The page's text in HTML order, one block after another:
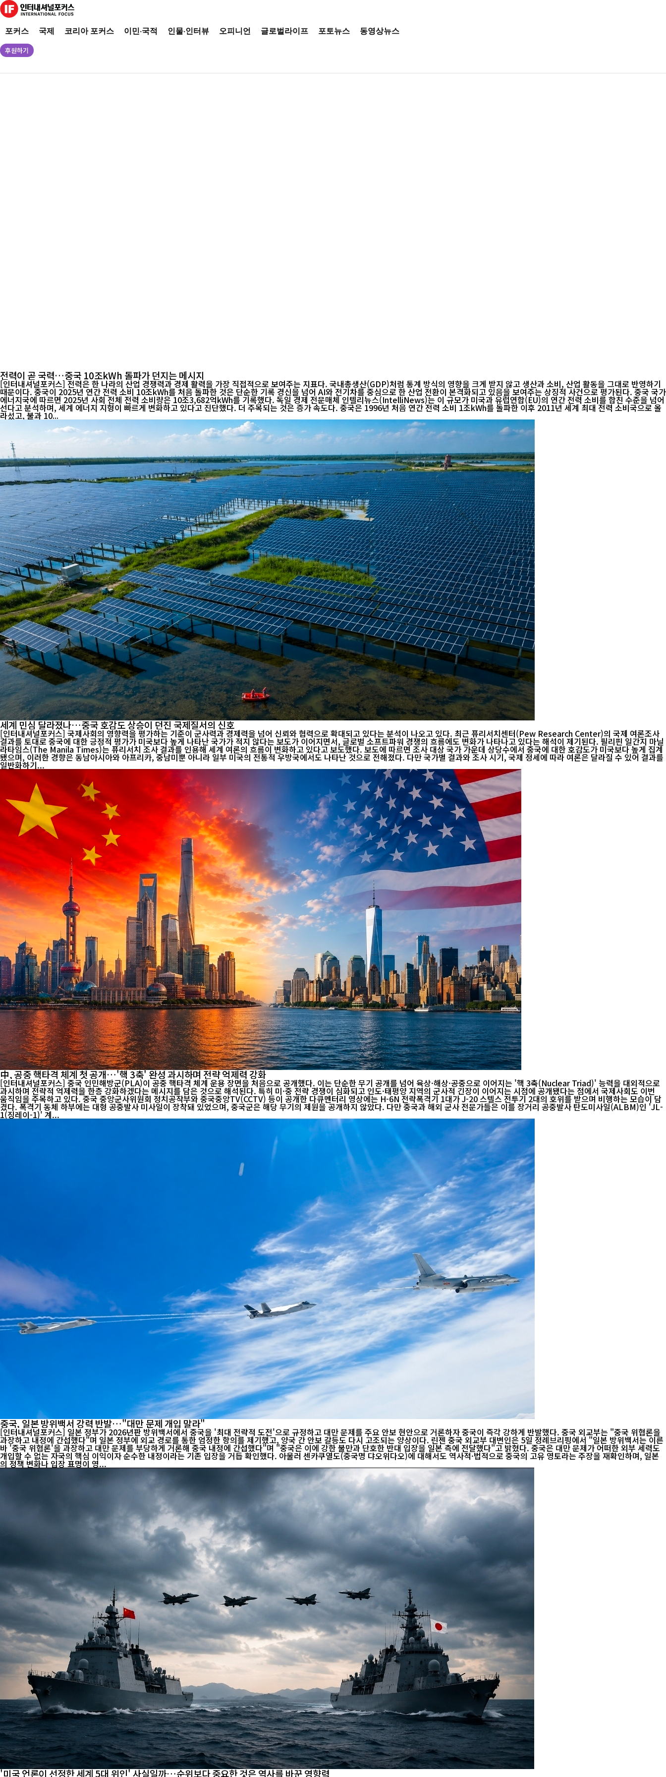
포커스 국제 코리아 포커스 이민·국적 인물·인터뷰 오피니언 글로벌라이프 포토뉴스 동영상뉴스
후원하기
전력이 곧 국력…중국 10조kWh 돌파가 던지는 메시지
[인터내셔널포커스] 전력은 한 나라의 산업 경쟁력과 경제 활력을 가장 직접적으로 보여주는 지표다. 국내총생산(GDP)처럼 통계 방식의 영향을 크게 받지 않고 생산과 소비, 산업 활동을 그대로 반영하기
때문이다. 중국이 2025년 연간 전력 소비 10조kWh를 처음 돌파한 것은 단순한 기록 경신을 넘어 AI와 전기차를 중심으로 한 산업 전환이 본격화되고 있음을 보여주는 상징적 사건으로 평가된다. 중국 국가
에너지국에 따르면 2025년 사회 전체 전력 소비량은 10조3,682억kWh를 기록했다. 독일 경제 전문매체 인텔리뉴스(IntelliNews)는 이 규모가 미국과 유럽연합(EU)의 연간 전력 소비를 합친 수준을 넘어
선다고 분석하며, 세계 에너지 지형이 빠르게 변화하고 있다고 진단했다. 더 주목되는 것은 증가 속도다. 중국은 1996년 처음 연간 전력 소비 1조kWh를 돌파한 이후 2011년 세계 최대 전력 소비국으로 올
라섰고, 불과 10...
세계 민심 달라졌나…중국 호감도 상승이 던진 국제질서의 신호
[인터내셔널포커스] 국제사회의 영향력을 평가하는 기준이 군사력과 경제력을 넘어 신뢰와 협력으로 확대되고 있다는 분석이 나오고 있다. 최근 퓨리서치센터(Pew Research Center)의 국제 여론조사
결과를 토대로 중국에 대한 긍정적 평가가 미국보다 높게 나타난 국가가 적지 않다는 보도가 이어지면서, 글로벌 소프트파워 경쟁의 흐름에도 변화가 나타나고 있다는 해석이 제기된다. 필리핀 일간지 마닐
라타임스(The Manila Times)는 퓨리서치 조사 결과를 인용해 세계 여론의 흐름이 변화하고 있다고 보도했다. 보도에 따르면 조사 대상 국가 가운데 상당수에서 중국에 대한 호감도가 미국보다 높게 집계
됐으며, 이러한 경향은 동남아시아와 아프리카, 중남미뿐 아니라 일부 미국의 전통적 우방국에서도 나타난 것으로 전해졌다. 다만 국가별 결과와 조사 시기, 국제 정세에 따라 여론은 달라질 수 있어 결과를
일반화하기...
中, 공중 핵타격 체계 첫 공개…'핵 3축' 완성 과시하며 전략 억제력 강화
[인터내셔널포커스] 중국 인민해방군(PLA)이 공중 핵타격 체계 운용 장면을 처음으로 공개했다. 이는 단순한 무기 공개를 넘어 육상·해상·공중으로 이어지는 '핵 3축(Nuclear Triad)' 능력을 대외적으로
과시하며 전략적 억제력을 한층 강화하겠다는 메시지를 담은 것으로 해석된다. 특히 미·중 전략 경쟁이 심화되고 인도·태평양 지역의 군사적 긴장이 이어지는 시점에 공개됐다는 점에서 국제사회도 이번
움직임을 주목하고 있다. 중국 중앙군사위원회 정치공작부와 중국중앙TV(CCTV) 등이 공개한 다큐멘터리 영상에는 H-6N 전략폭격기 1대가 J-20 스텔스 전투기 2대의 호위를 받으며 비행하는 모습이 담
겼다. 폭격기 동체 하부에는 대형 공중발사 미사일이 장착돼 있었으며, 중국군은 해당 무기의 제원을 공개하지 않았다. 다만 중국과 해외 군사 전문가들은 이를 장거리 공중발사 탄도미사일(ALBM)인 'JL-
1(징레이-1)' 계...
중국, 일본 방위백서 강력 반발…"대만 문제 개입 말라"
[인터내셔널포커스] 일본 정부가 2026년판 방위백서에서 중국을 '최대 전략적 도전'으로 규정하고 대만 문제를 주요 안보 현안으로 거론하자 중국이 즉각 강하게 반발했다. 중국 외교부는 "중국 위협론을
과장하고 내정에 간섭했다"며 일본 정부에 외교 경로를 통한 엄정한 항의를 제기했고, 양국 간 안보 갈등도 다시 고조되는 양상이다. 린젠 중국 외교부 대변인은 5일 정례브리핑에서 "일본 방위백서는 이른
바 '중국 위협론'을 과장하고 대만 문제를 부당하게 거론해 중국 내정에 간섭했다"며 "중국은 이에 강한 불만과 단호한 반대 입장을 일본 측에 전달했다"고 밝혔다. 중국은 대만 문제가 어떠한 외부 세력도
개입할 수 없는 자국의 핵심 이익이자 순수한 내정이라는 기존 입장을 거듭 확인했다. 아울러 센카쿠열도(중국명 댜오위다오)에 대해서도 역사적·법적으로 중국의 고유 영토라는 주장을 재확인하며, 일본
의 정책 변화나 입장 표명이 영...
'미국 언론이 선정한 세계 5대 위인' 사실일까…순위보다 중요한 것은 역사를 바꾼 영향력